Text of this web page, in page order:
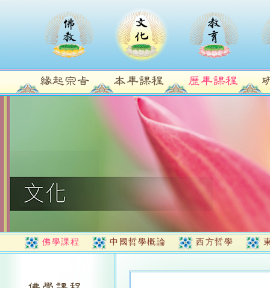
佛學課程 中國哲學概論 西方哲學